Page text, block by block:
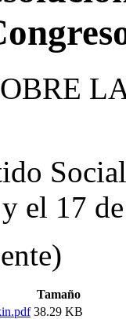
el 17
Tamaño
38.29 KB